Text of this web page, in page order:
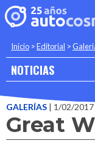
Inicio >Editorial >
NOTICIAS
GALERÍAS | 1/02/2017
Great